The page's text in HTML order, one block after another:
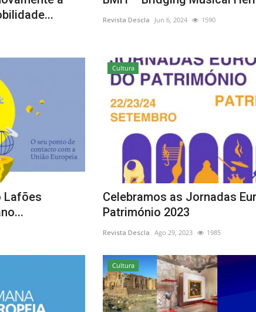
Revista Descla Jun 6, 2024 1590
Lafões
Cultura
Celebramos as Jornadas
Património 2023
Revista Descla Ago 29, 2023 1985
Cultura